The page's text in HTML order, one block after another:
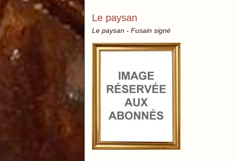
Le paysan
Le paysan - Fusain signé